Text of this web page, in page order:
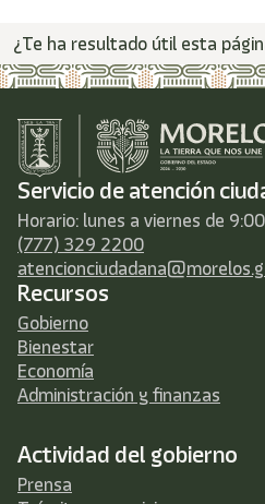
¿Te ha resultado útil esta
Servicio de atención
Horario: lunes a viernes de
(777) 329 2200
Recursos
Gobierno
Bienestar
Economía
Administración y finanzas
Actividad del gobierno
Prensa